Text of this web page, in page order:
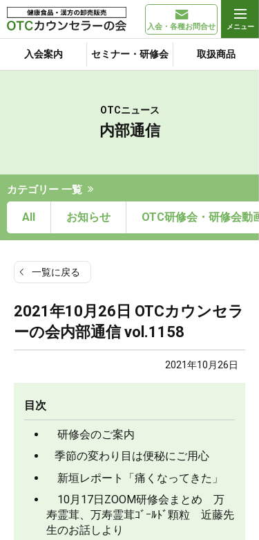
入会・各種お問合せ
入会案内 セミナー・研修会 取扱商品
OTCニュース
内部通信
カテゴリー 一覧
All お知らせ OTC研修会・研修会動画
一覧に戻る
2021年10月26日 OTCカウンセラ
ーの会内部通信 vol.1158
2021年10月26日
目次
研修会のご案内
季節の変わり目は便秘にご用心
新垣レポート「痛くなってきた」
10月17日ZOOM研修会まとめ 万
寿霊茸、万寿霊茸ｺﾞｰﾙﾄﾞ顆粒 近藤先
生のお話しより